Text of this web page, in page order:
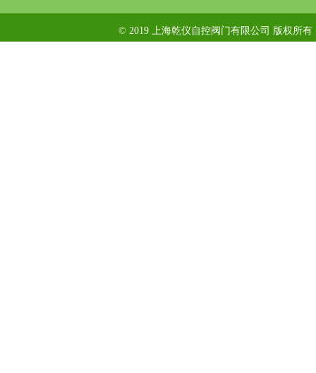
© 2019 上海乾仪自控阀门有限公司 版权所有